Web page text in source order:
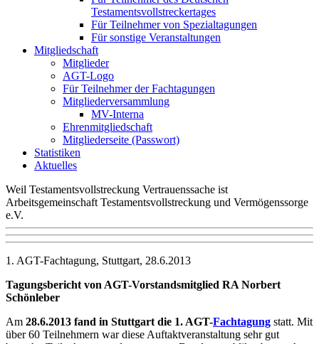
Testamentsvollstreckertages
Für Teilnehmer von Spezialtagungen
Für sonstige Veranstaltungen
Mitgliedschaft
Mitglieder
AGT-Logo
Für Teilnehmer der Fachtagungen
Mitgliederversammlung
MV-Interna
Ehrenmitgliedschaft
Mitgliederseite (Passwort)
Statistiken
Aktuelles
Weil Testamentsvollstreckung Vertrauenssache ist
Arbeitsgemeinschaft Testamentsvollstreckung und Vermögenssorge
e.V.
1. AGT-Fachtagung, Stuttgart, 28.6.2013
Tagungsbericht von AGT-Vorstandsmitglied RA Norbert
Schönleber
Am 28.6.2013 fand in Stuttgart die 1. AGT-Fachtagung statt. Mit
über 60 Teilnehmern war diese Auftaktveranstaltung sehr gut